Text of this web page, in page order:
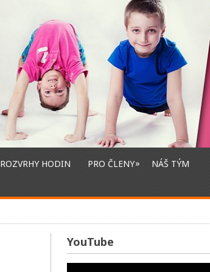
ROZVRHY HODIN PRO ČLENY»
NÁŠ TÝM
YouTube